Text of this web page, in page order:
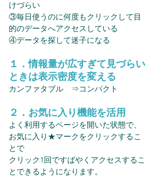
けづらい
③毎日使うのに何度もクリックして目
的のデータへアクセスしている
④データを探して迷子になる
１．情報量が広すぎて見づらい
ときは表示密度を変える
カンファタブル　⇒コンパクト
２．お気に入り機能を活用
よく利用するページを開いた状態で、
お気に入り★マークをクリックするこ
とで
クリック1回ですばやくアクセスするこ
とできるようになります。